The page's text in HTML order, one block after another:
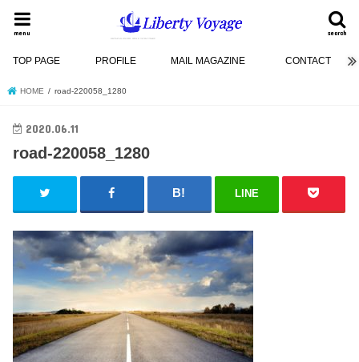
search
menu
TOP PAGE PROFILE MAIL MAGAZINE CONTACT
HOME road-220058_1280
2020.06.11
road-220058_1280
LINE